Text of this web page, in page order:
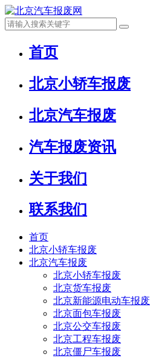
首页
北京小轿车报废
北京汽车报废
汽车报废资讯
关于我们
联系我们
首页
北京小轿车报废
北京汽车报废
北京小轿车报废
北京货车报废
北京新能源电动车报废
北京面包车报废
北京公交车报废
北京工程车报废
北京僵尸车报废